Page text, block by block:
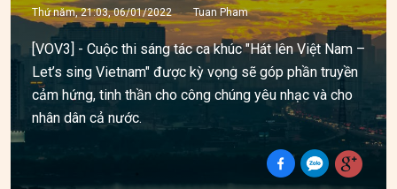
Thứ năm, 21:03, 06/01/2022 Tuan Pham
[VOV3] - Cuộc thi sáng tác ca khúc "Hát lên Việt Nam –
Let’s sing Vietnam" được kỳ vọng sẽ góp phần truyền
cảm hứng, tinh thần cho công chúng yêu nhạc và cho
nhân dân cả nước.